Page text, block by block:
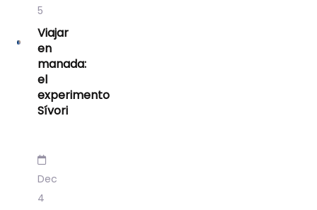
5
Viajar
en
manada:
el
experimento
Sívori
Dec
4